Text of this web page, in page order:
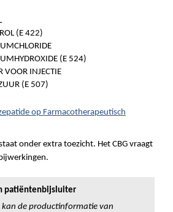
(E 422)
(E 524)
VOOR INJECTIE
(E 507)
op Farmacotherapeutisch
onder extra toezicht. Het CBG vraagt
patiëntenbijsluiter
de productinformatie van